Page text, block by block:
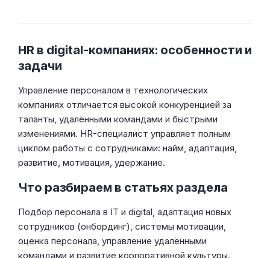
HR в digital-компаниях: особенности и
задачи
Управление персоналом в технологических
компаниях отличается высокой конкуренцией за
таланты, удалёнными командами и быстрыми
изменениями. HR-специалист управляет полным
циклом работы с сотрудниками: найм, адаптация,
развитие, мотивация, удержание.
Что разбираем в статьях раздела
Подбор персонала в IT и digital, адаптация новых
сотрудников (онбординг), системы мотивации,
оценка персонала, управление удалёнными
командами и развитие корпоративной культуры.